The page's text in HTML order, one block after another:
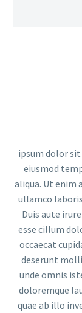
ipsum dolor
eiusmod
aliqua. Ut enim
ullamco
Duis aute
esse cillum
occaecat
deserunt
unde omnis
doloremque
quae ab illo